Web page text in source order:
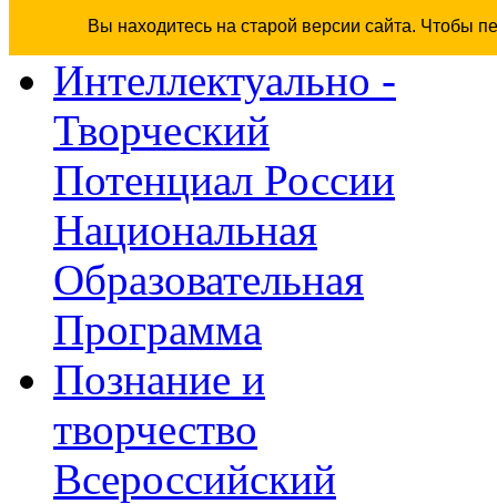
Вы находитесь на старой версии сайта. Чтобы
Интеллектуально -
Творческий
Потенциал России
Национальная
Образовательная
Программа
Познание и
творчество
Всероссийский